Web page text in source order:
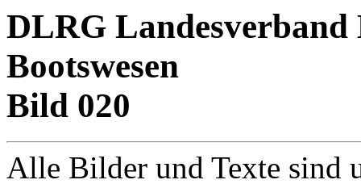
DLRG Landesverband
Bootswesen
Bild 020
Alle Bilder und Texte sind